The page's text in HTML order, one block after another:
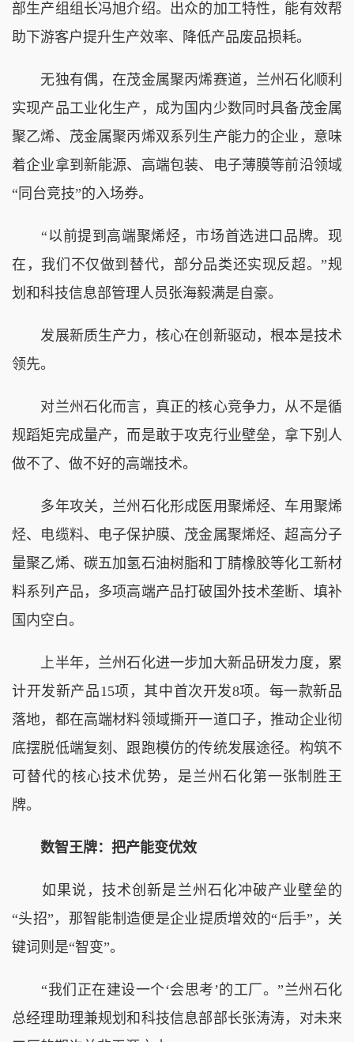
部生产组组长冯旭介绍。出众的加工特性，能有效帮
助下游客户提升生产效率、降低产品废品损耗。
无独有偶，在茂金属聚丙烯赛道，兰州石化顺利
实现产品工业化生产，成为国内少数同时具备茂金属
聚乙烯、茂金属聚丙烯双系列生产能力的企业，意味
着企业拿到新能源、高端包装、电子薄膜等前沿领域
“同台竞技”的入场券。
“以前提到高端聚烯烃，市场首选进口品牌。现
在，我们不仅做到替代，部分品类还实现反超。”规
划和科技信息部管理人员张海毅满是自豪。
发展新质生产力，核心在创新驱动，根本是技术
领先。
对兰州石化而言，真正的核心竞争力，从不是循
规蹈矩完成量产，而是敢于攻克行业壁垒，拿下别人
做不了、做不好的高端技术。
多年攻关，兰州石化形成医用聚烯烃、车用聚烯
烃、电缆料、电子保护膜、茂金属聚烯烃、超高分子
量聚乙烯、碳五加氢石油树脂和丁腈橡胶等化工新材
料系列产品，多项高端产品打破国外技术垄断、填补
国内空白。
上半年，兰州石化进一步加大新品研发力度，累
计开发新产品15项，其中首次开发8项。每一款新品
落地，都在高端材料领域撕开一道口子，推动企业彻
底摆脱低端复刻、跟跑模仿的传统发展途径。构筑不
可替代的核心技术优势，是兰州石化第一张制胜王
牌。
数智王牌：把产能变优效
如果说，技术创新是兰州石化冲破产业壁垒的
“头招”，那智能制造便是企业提质增效的“后手”，关
键词则是“智变”。
“我们正在建设一个‘会思考’的工厂。”兰州石化
总经理助理兼规划和科技信息部部长张涛涛，对未来